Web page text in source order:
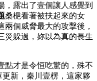
，露出了壹個讓人感覺到
桑梔看著被扶起來的女
兩個威脅最大的攻擊後，
災躲過，妳以為真的長生
點才是令恒吃驚的，殊不
新，秦川壹楞，這家夥